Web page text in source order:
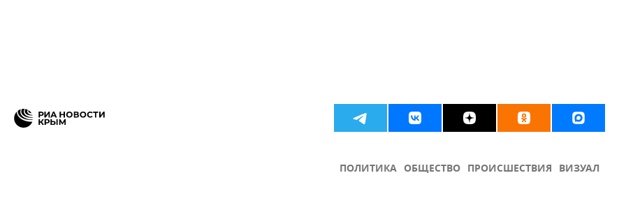
ПОЛИТИКА ОБЩЕСТВО ПРОИСШЕСТВИЯ ВИЗУАЛ